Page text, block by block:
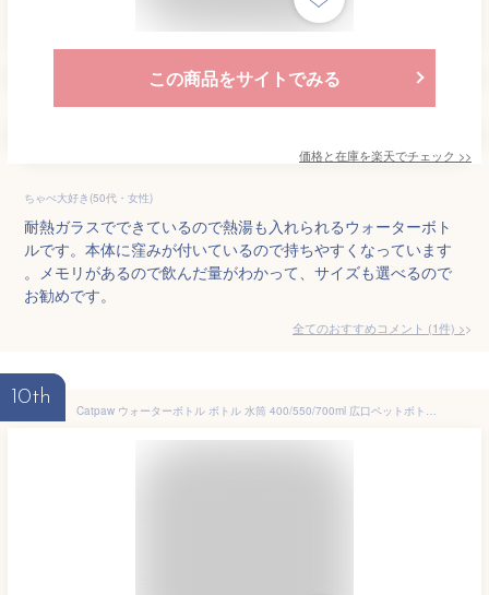
この商品をサイトでみる
価格と在庫を楽天でチェック >>
ちゃぺ大好き(50代・女性)
耐熱ガラスでできているので熱湯も入れられるウォーターボト
ルです。本体に窪みが付いているので持ちやすくなっています
。メモリがあるので飲んだ量がわかって、サイズも選べるので
お勧めです。
全てのおすすめコメント (1件) >
10th
Catpaw ウォーターボトル ボトル 水筒 400/550/700ml 広口ペットボトル 超軽量 耐冷耐熱 携帯便利 漏れ防止 BPAフリー 男女兼用 大人 子ども クリアボトル スポーツ (550ml, 赤)